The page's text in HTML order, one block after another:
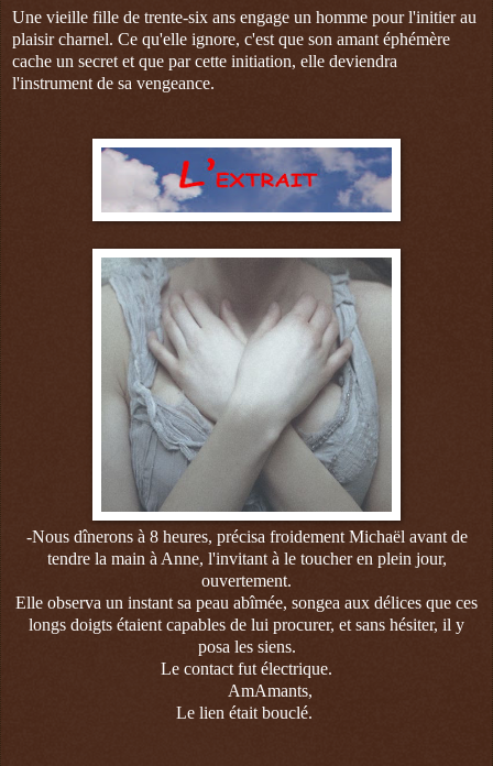
Une vieille fille de trente-six ans engage un homme pour l'initier au
plaisir charnel. Ce qu'elle ignore, c'est que son amant éphémère
cache un secret et que par cette initiation, elle deviendra
l'instrument de sa vengeance.
-Nous dînerons à 8 heures, précisa froidement Michaël avant de
tendre la main à Anne, l'invitant à le toucher en plein jour,
ouvertement.
Elle observa un instant sa peau abîmée, songea aux délices que ces
longs doigts étaient capables de lui procurer, et sans hésiter, il y
posa les siens.
Le contact fut électrique.
AmAmants,
Le lien était bouclé.